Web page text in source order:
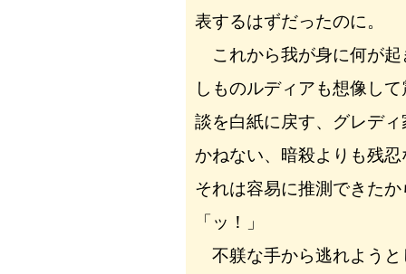
表するはずだったのに。
これから我が身に何が起
しものルディアも想像し
談を白紙に戻す、グレデ
かねない、暗殺よりも残
それは容易に推測できたか
「ッ！」
不躾な手から逃れようと